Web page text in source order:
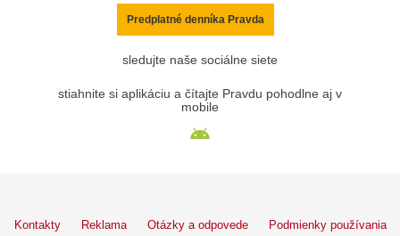
Predplatné denníka Pravda
sledujte naše sociálne siete
stiahnite si aplikáciu a čítajte Pravdu pohodlne aj v
mobile
Kontakty Reklama Otázky a odpovede Podmienky používania